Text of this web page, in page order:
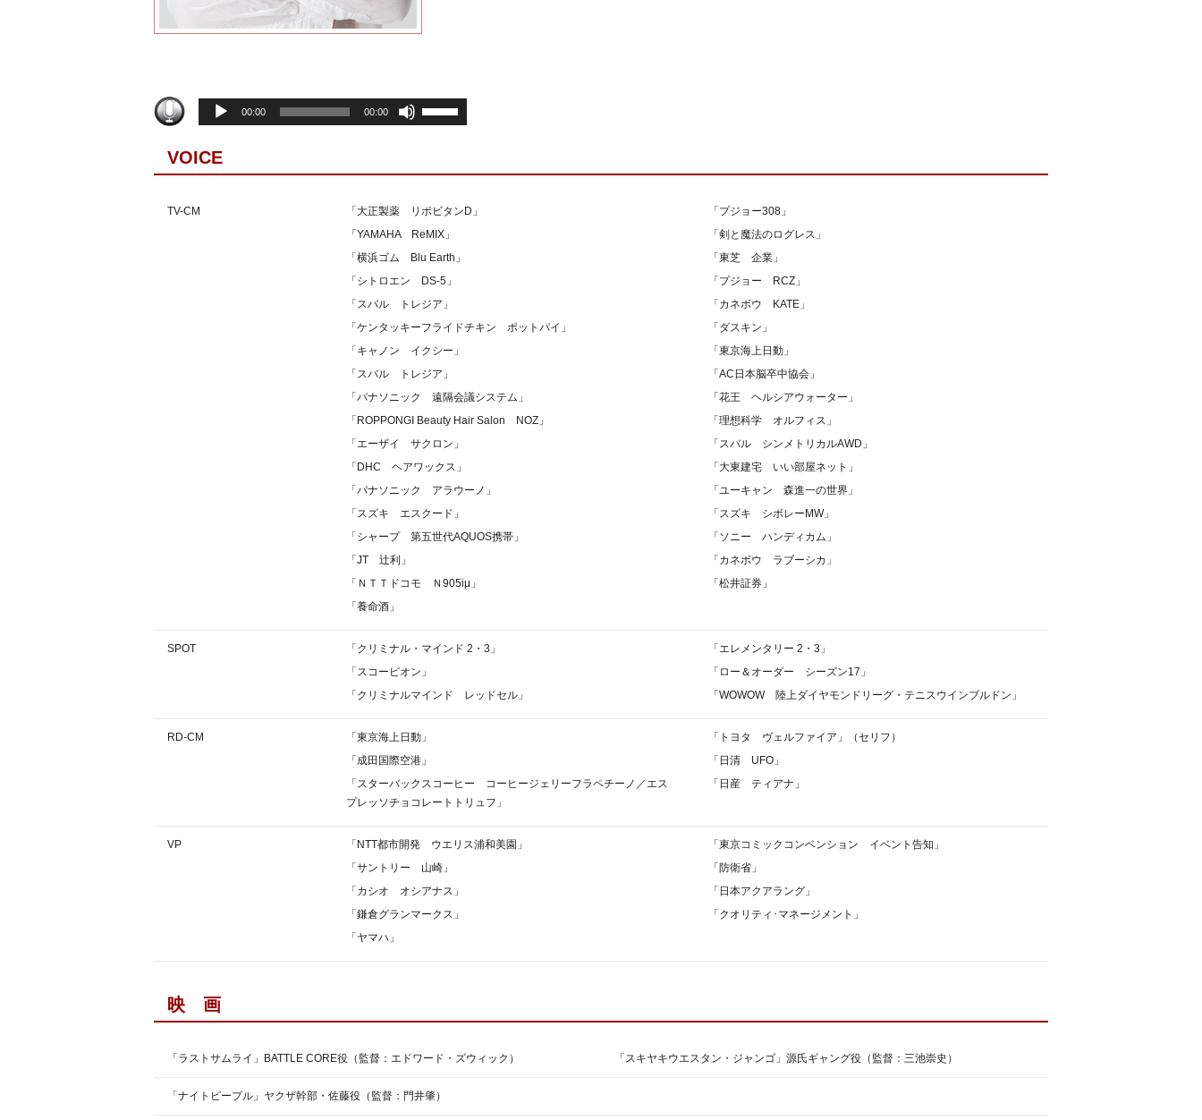
声
レ
ー
00:00 00:00
ボ
リ
節
に
は
上
矢
印
キ
ー
っ
て
く
い。
VOICE
TV-CM 「大正製薬 リポビタンD」
「プジョー308」
「YAMAHA ReMIX」
「剣と魔法のログレス」
「横浜ゴム Blu Earth」
「東芝 企業」
「シトロエン DS-5」
「プジョー RCZ」
「スバル トレジア」
「カネボウ KATE」
「ケンタッキーフライドチキン ポットパイ」
「ダスキン」
「キャノン イクシー」
「東京海上日動」
「スバル トレジア」
「AC日本脳卒中協会」
「パナソニック 遠隔会議システム」
「花王 ヘルシアウォーター」
「ROPPONGI Beauty Hair Salon NOZ」
「理想科学 オルフィス」
「エーザイ サクロン」
「スバル シンメトリカルAWD」
「DHC ヘアワックス」
「大東建宅 いい部屋ネット」
「パナソニック アラウーノ」
「ユーキャン 森進一の世界」
「スズキ エスクード」
「スズキ シボレーMW」
「シャープ 第五世代AQUOS携帯」
「ソニー ハンディカム」
「JT 辻利」
「カネボウ ラブーシカ」
「ＮＴＴドコモ Ｎ905iμ」
「松井証券」
「養命酒」
SPOT 「クリミナル・マインド 2・3」
「エレメンタリー 2・3」
「スコーピオン」
「ロー＆オーダー シーズン17」
「クリミナルマインド レッドセル」
「WOWOW 陸上ダイヤモンドリーグ・テニスウインブルドン」
RD-CM 「東京海上日動」
「トヨタ ヴェルファイア」（セリフ）
「成田国際空港」
「日清 UFO」
「スターバックスコーヒー コーヒージェリーフラペチーノ／エス
プレッソチョコレートトリュフ」
「日産 ティアナ」
VP 「NTT都市開発 ウエリス浦和美園」
「東京コミックコンベンション イベント告知」
「サントリー 山崎」
「防衛省」
「カシオ オシアナス」
「日本アクアラング」
「鎌倉グランマークス」
「クオリティ･マネージメント」
「ヤマハ」
映 画
「ラストサムライ」BATTLE CORE役（監督：エドワード・ズウィック） 「スキヤキウエスタン・ジャンゴ」源氏ギャング役（監督：三池崇史）
「ナイトピープル」ヤクザ幹部・佐藤役（監督：門井肇）